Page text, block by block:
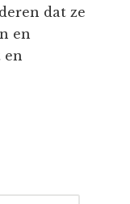
dat ze
en
en